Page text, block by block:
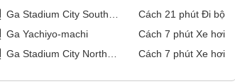
Ga Stadium City South
(Takaramachi)
Cách 21 phút Đi bộ
Ga Yachiyo-machi
Cách 7 phút Xe hơi
Ga Stadium City North
Cách 7 phút Xe hơi